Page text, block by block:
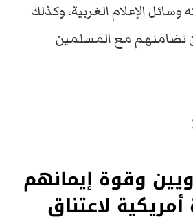
الإعلام الغربية، وكذلك
تضامنهم مع المسلمين
وقوة إيمانهم
لاعتناق